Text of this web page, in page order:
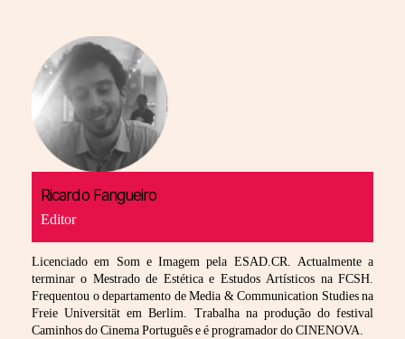
Ricardo Fangueiro
Editor
Licenciado em Som e Imagem pela ESAD.CR. Actualmente a
terminar o Mestrado de Estética e Estudos Artísticos na FCSH.
Frequentou o departamento de Media & Communication Studies na
Freie Universität em Berlim. Trabalha na produção do festival
Caminhos do Cinema Português e é programador do CINENOVA.